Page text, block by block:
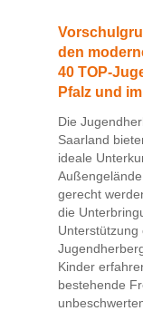
den
40 TOP-
Pfalz und
Die
Saarland
ideale
gerecht
die
Kinder
bestehende